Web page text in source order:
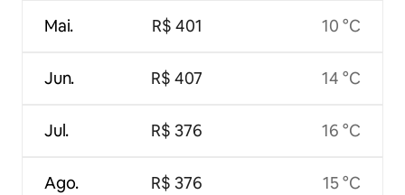
Mai.
Jun.
Jul.
Ago.
R$ 401
R$ 407
R$ 376
R$ 376
10 °C
14 °C
16 °C
15 °C